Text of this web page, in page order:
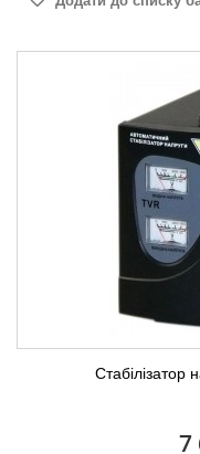
Стабілізатор
7